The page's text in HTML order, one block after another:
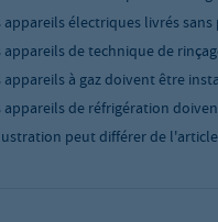
appareils électriques livrés
appareils de technique de
appareils à gaz doivent être
appareils de réfrigération
peut différer de